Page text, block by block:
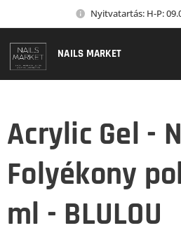
Nyitvatartás: H-P:
NAILS MARKET
Acrylic Gel -
Folyékony
ml - BLULOU